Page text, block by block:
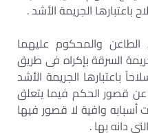
الجريمة الأشد .
والمحكوم عليهما
السرقة بإكراه فى طريق
باعتبارها الجريمة الأشد
عن قصور الحكم فيما يتعلق
وافية لا قصور فيها
دانه بها .